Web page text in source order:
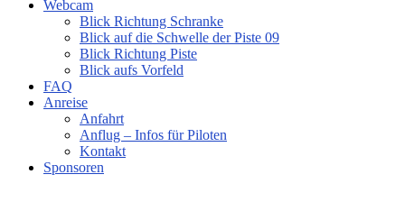
Webcam
Blick Richtung Schranke
Blick auf die Schwelle der Piste 09
Blick Richtung Piste
Blick aufs Vorfeld
FAQ
Anreise
Anfahrt
Anflug – Infos für Piloten
Kontakt
Sponsoren